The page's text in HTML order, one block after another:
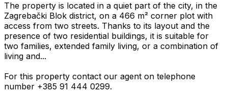
The property is located in a quiet part of the city, in the
Zagrebački Blok district, on a 466 m² corner plot with
access from two streets. Thanks to its layout and the
presence of two residential buildings, it is suitable for
two families, extended family living, or a combination of
living and...
For this property contact our agent on telephone
number +385 91 444 0299.